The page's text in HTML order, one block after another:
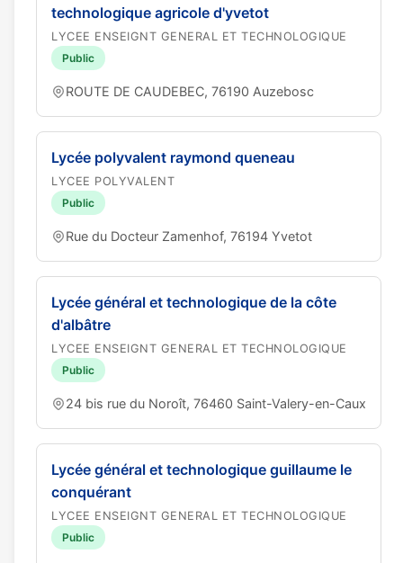
technologique agricole d'yvetot
LYCEE ENSEIGNT GENERAL ET TECHNOLOGIQUE
Public
ROUTE DE CAUDEBEC, 76190 Auzebosc
Lycée polyvalent raymond queneau
LYCEE POLYVALENT
Public
Rue du Docteur Zamenhof, 76194 Yvetot
Lycée général et technologique de la côte
d'albâtre
LYCEE ENSEIGNT GENERAL ET TECHNOLOGIQUE
Public
24 bis rue du Noroît, 76460 Saint-Valery-en-Caux
Lycée général et technologique guillaume le
conquérant
LYCEE ENSEIGNT GENERAL ET TECHNOLOGIQUE
Public